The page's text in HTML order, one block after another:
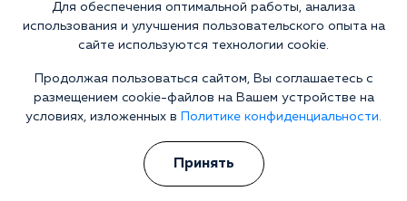
Что делать сейчас?
Мы знаем всю глубину проблемы и знаем, как Вам помочь.
Для обеспечения оптимальной работы, анализа
использования и улучшения пользовательского опыта на
сайте используются технологии cookie.
Продолжая пользоваться сайтом, Вы соглашаетесь с
размещением cookie-файлов на Вашем устройстве на
условиях, изложенных в
Политике конфиденциальности.
Принять